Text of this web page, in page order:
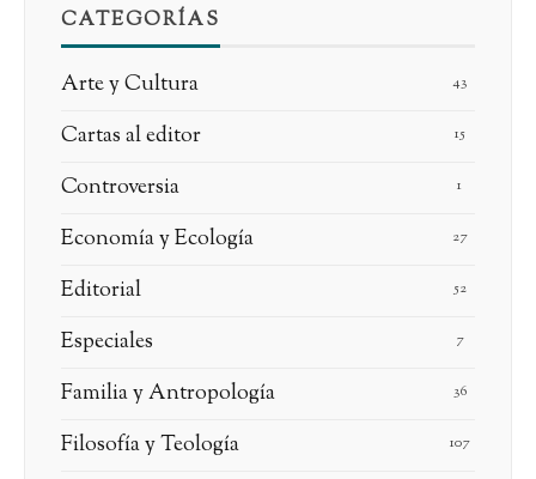
CATEGORÍAS
Arte y Cultura 43
Cartas al editor 15
Controversia 1
Economía y Ecología 27
Editorial 52
Especiales 7
Familia y Antropología 36
Filosofía y Teología 107